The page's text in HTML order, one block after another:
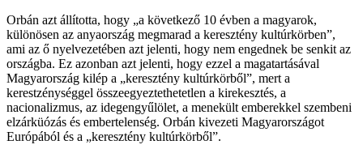
Orbán azt állította, hogy „a következő 10 évben a magyarok,
különösen az anyaország megmarad a keresztény kultúrkörben”,
ami az ő nyelvezetében azt jelenti, hogy nem engednek be senkit az
országba. Ez azonban azt jelenti, hogy ezzel a magatartásával
Magyarország kilép a „keresztény kultúrkörből”, mert a
kerestzénységgel összeegyeztethetetlen a kirekesztés, a
nacionalizmus, az idegengyűlölet, a menekült emberekkel szembeni
elzárküózás és embertelenség. Orbán kivezeti Magyarországot
Európából és a „keresztény kultúrkörből”.